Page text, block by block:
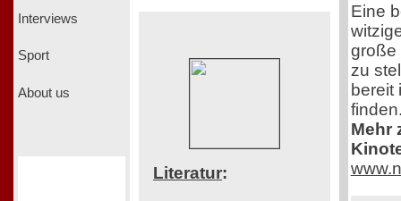
Interviews
Sport
About us
Literatur:
Eine
große
zu
bereit
Mehr